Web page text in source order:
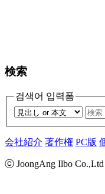
検索
검색어 입력폼
会社紹介 著作権 PC版
ⓒ JoongAng Ilbo Co.,Ltd